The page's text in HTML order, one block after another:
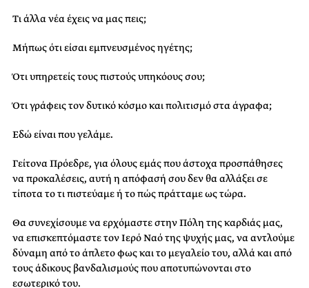
Τι άλλα νέα έχεις να μας πεις;
Μήπως ότι είσαι εμπνευσμένος ηγέτης;
Ότι υπηρετείς τους πιστούς υπηκόους σου;
Ότι γράφεις τον δυτικό κόσμο και πολιτισμό στα άγραφα;
Εδώ είναι που γελάμε.
Γείτονα Πρόεδρε, για όλους εμάς που άστοχα προσπάθησες
να προκαλέσεις, αυτή η απόφασή σου δεν θα αλλάξει σε
τίποτα το τι πιστεύαμε ή το πώς πράτταμε ως τώρα.
Θα συνεχίσουμε να ερχόμαστε στην Πόλη της καρδιάς μας,
να επισκεπτόμαστε τον Ιερό Ναό της ψυχής μας, να αντλούμε
δύναμη από το άπλετο φως και το μεγαλείο του, αλλά και από
τους άδικους βανδαλισμούς που αποτυπώνονται στο
εσωτερικό του.